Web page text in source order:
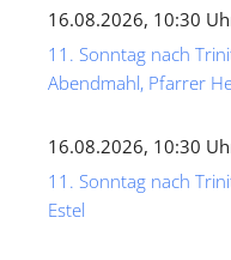
16.08.2026, 10:30
11. Sonntag nach
Abendmahl, Pfarrer
16.08.2026, 10:30
11. Sonntag nach
Estel